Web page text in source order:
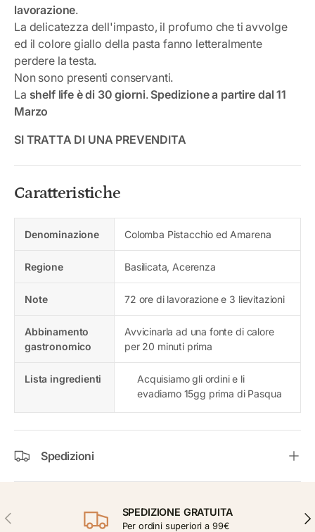
lavorazione.
La delicatezza dell'impasto, il profumo che ti avvolge
ed il colore giallo della pasta fanno letteralmente
perdere la testa.
Non sono presenti conservanti.
La shelf life è di 30 giorni. Spedizione a partire dal 11
Marzo
SI TRATTA DI UNA PREVENDITA
Caratteristiche
Denominazione Colomba Pistacchio ed Amarena
Regione Basilicata, Acerenza
Note 72 ore di lavorazione e 3 lievitazioni
Abbinamento
gastronomico
Avvicinarla ad una fonte di calore
per 20 minuti prima
Lista ingredienti
Acquisiamo gli ordini e li
evadiamo 15gg prima di Pasqua
Spedizioni
INDIETRO SPEDIZIONE GRATUITA
Per ordini superiori a 99€